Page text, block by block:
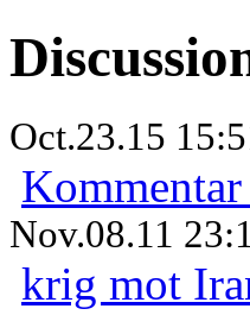
Oct.23.15
Nov.08.11
krig mot